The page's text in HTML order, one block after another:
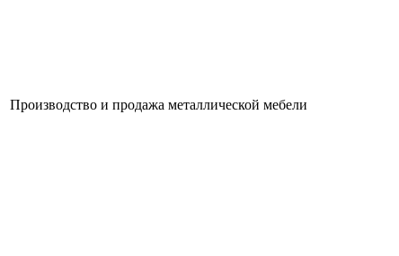
Производство и продажа металлической мебели